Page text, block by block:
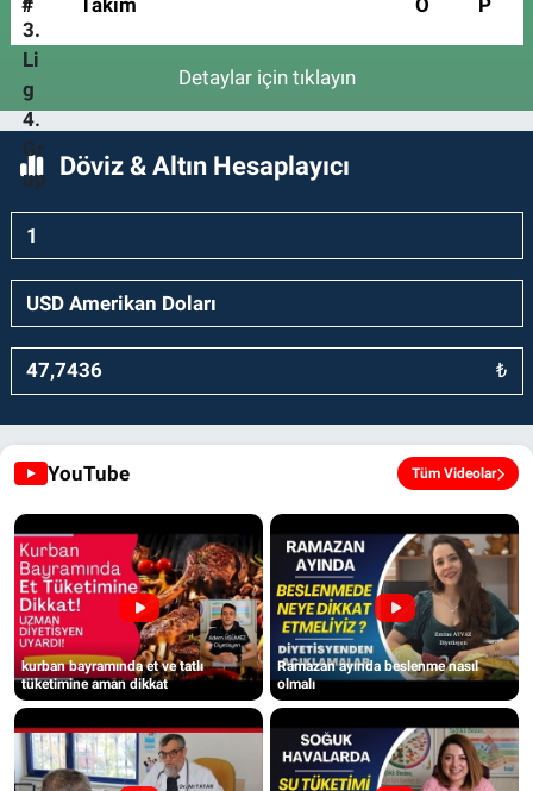
# Takım O P
Detaylar için tıklayın
Döviz & Altın Hesaplayıcı
₺
YouTube Tüm Videolar
kurban bayramında et ve tatlı
tüketimine aman dikkat
Ramazan ayında beslenme nasıl
olmalı